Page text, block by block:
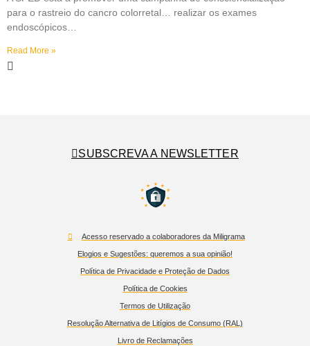
para o rastreio do cancro colorretal… realizar os exames
endoscópicos…
Read More »
SUBSCREVA A NEWSLETTER
Acesso reservado a colaboradores da Miligrama
Elogios e Sugestões: queremos a sua opinião!
Política de Privacidade e Proteção de Dados
Política de Cookies
Termos de Utilização
Resolução Alternativa de Litígios de Consumo (RAL)
Livro de Reclamações